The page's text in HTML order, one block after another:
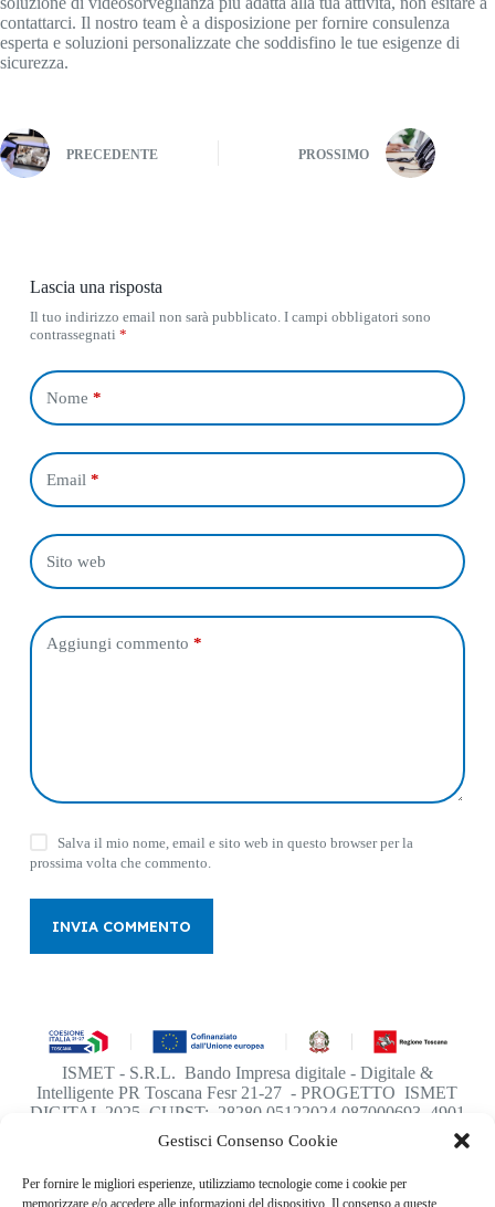
Gestisci Consenso Cookie
Per fornire le migliori esperienze, utilizziamo tecnologie come i cookie per
memorizzare e/o accedere alle informazioni del dispositivo. Il consenso a queste
contattarci. Il nostro team è a disposizione per fornire consulenza
esperta e soluzioni personalizzate che soddisfino le tue esigenze di
sicurezza.
PRECEDENTE PROSSIMO
Lascia una risposta
Il tuo indirizzo email non sarà pubblicato. I campi obbligatori sono
contrassegnati *
Nome *
Email *
Sito web
Aggiungi commento *
Salva il mio nome, email e sito web in questo browser per la
prossima volta che commento.
INVIA COMMENTO
ISMET - S.R.L. Bando Impresa digitale - Digitale &
Intelligente PR Toscana Fesr 21-27 - PROGETTO ISMET
DIGITAL 2025 CUPST: 28280.05122024.087000693_4901